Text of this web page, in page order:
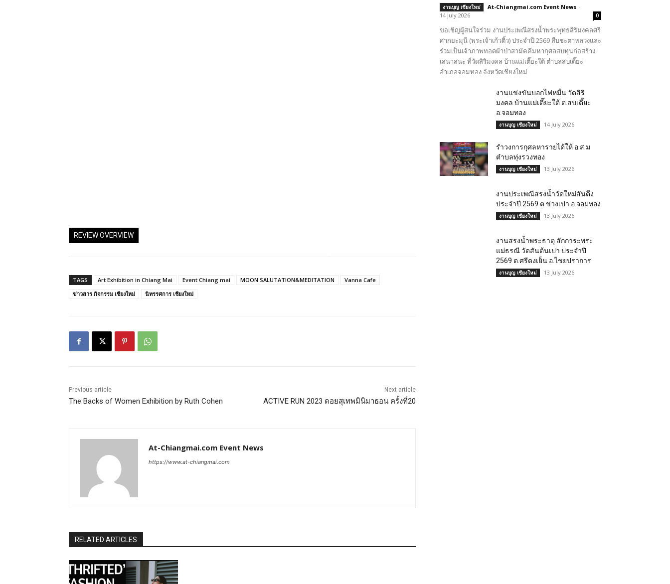
REVIEW OVERVIEW
TAGS Art Exhibition in Chiang Mai Event Chiang mai MOON SALUTATION&MEDITATION
Vanna Cafe
ข่าวสาร กิจกรรม เชียงใหม่
นิทรรศการ เชียงใหม่
Previous article
The Backs of Women Exhibition by Ruth Cohen
Next article
ACTIVE RUN 2023 ดอยสุเทพมินิมาธอน ครั้งที่20
At-Chiangmai.com Event News
https://www.at-chiangmai.com
RELATED ARTICLES
งานบุญ เชียงใหม่ At-Chiangmai.com Event News -
14 July 2026
0
ขอเชิญผู้สนใจร่วม งานประเพณีสรงน้ำพระพุทธสิริมงคลศรี
ศากยะมุนี (พระเจ้าเก้วติ้ว) ประจำปี 2569 สืบชะตาหลวงและ
ร่วมเป็นเจ้าภาพทอดผ้าป่าสามัคคีมหากุศลสบทุนก่อสร้าง
เสนาสนะ ที่วัดสิริมงคล บ้านแม่เตี๊ยะใต้ ตำบลสบเตี๊ยะ
อำเภอจอมทอง จังหวัดเชียงใหม่
งานแข่งขันบอกไฟหมื่น วัดสิริ
มงคล บ้านแม่เตี๊ยะใต้ ต.สบเตี๊ยะ
อ.จอมทอง
งานบุญ เชียงใหม่ 14 July 2026
รำวงการกุศลหารายได้ให้ อ.ส.ม
ตำบลทุ่งรวงทอง
งานบุญ เชียงใหม่ 13 July 2026
งานประเพณีสรงน้ำวัดใหม่สันตึง
ประจำปี 2569 ต.ข่วงเปา อ.จอมทอง
งานบุญ เชียงใหม่ 13 July 2026
งานสรงน้ำพระธาตุ สักการะพระ
แม่ธรณี วัดสันต้นเปา ประจำปี
2569 ต.ศรีดงเย็น อ.ไชยปราการ
งานบุญ เชียงใหม่ 13 July 2026